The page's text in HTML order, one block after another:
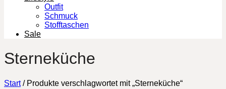
Outfit
Schmuck
Stofftaschen
Sale
Sterneküche
Start /Produkte verschlagwortet mit „Sterneküche“